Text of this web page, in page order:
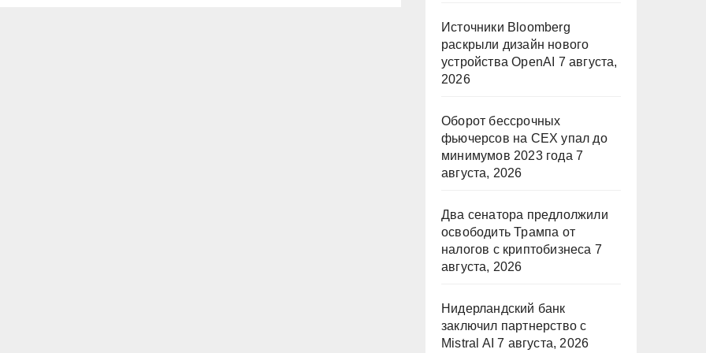
Источники Bloomberg
раскрыли дизайн нового
устройства OpenAI 7 августа,
2026
Оборот бессрочных
фьючерсов на CEX упал до
минимумов 2023 года 7
августа, 2026
Два сенатора предлолжили
освободить Трампа от
налогов с криптобизнеса 7
августа, 2026
Нидерландский банк
заключил партнерство с
Mistral AI 7 августа, 2026